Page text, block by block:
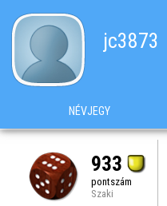
jc3873
NÉVJEGY
933
pontszám
Szaki